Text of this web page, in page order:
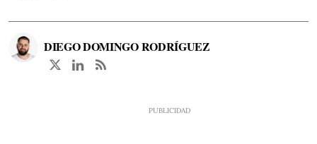
DIEGO DOMINGO RODRÍGUEZ